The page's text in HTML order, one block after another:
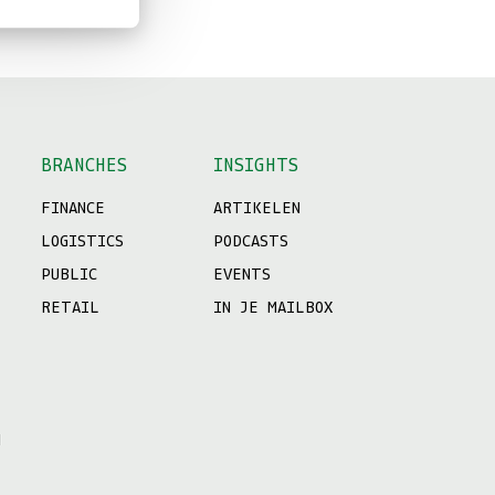
BRANCHES
FINANCE
LOGISTICS
PUBLIC
RETAIL
INSIGHTS
ARTIKELEN
PODCASTS
EVENTS
IN JE MAILBOX